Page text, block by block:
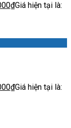
₫Giá hiện tại là:
₫Giá hiện tại là: